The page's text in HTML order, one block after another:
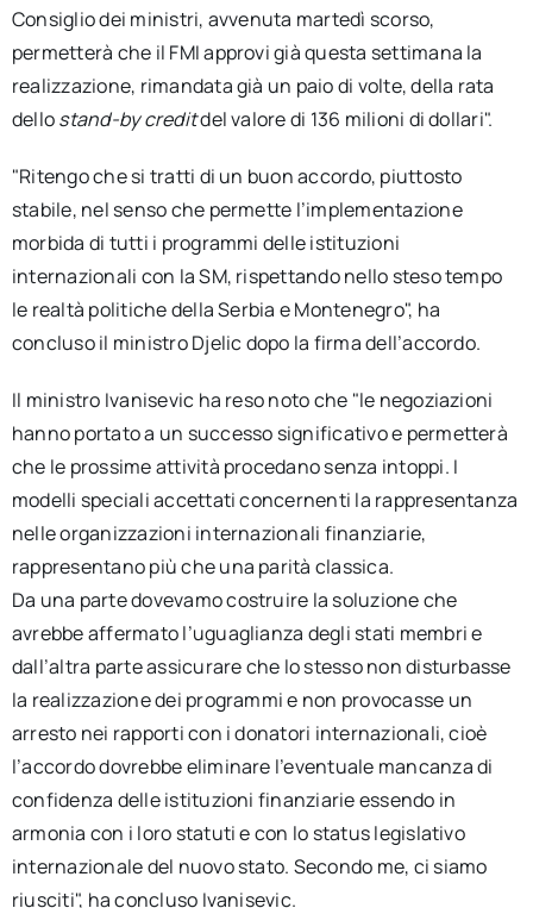
Consiglio dei ministri, avvenuta martedì scorso,
permetterà che il FMI approvi già questa settimana la
realizzazione, rimandata già un paio di volte, della rata
dellostand-by creditdel valore di 136 milioni di dollari".
"Ritengo che si tratti di un buon accordo, piuttosto
stabile, nel senso che permette l’implementazione
morbida di tutti i programmi delle istituzioni
internazionali con la SM, rispettando nello steso tempo
le realtà politiche della Serbia e Montenegro", ha
concluso il ministro Djelic dopo la firma dell’accordo.
Il ministro Ivanisevic ha reso noto che "le negoziazioni
hanno portato a un successo significativo e permetterà
che le prossime attività procedano senza intoppi. I
modelli speciali accettati concernenti la rappresentanza
nelle organizzazioni internazionali finanziarie,
rappresentano più che una parità classica.
Da una parte dovevamo costruire la soluzione che
avrebbe affermato l’uguaglianza degli stati membri e
dall’altra parte assicurare che lo stesso non disturbasse
la realizzazione dei programmi e non provocasse un
arresto nei rapporti con i donatori internazionali, cioè
l’accordo dovrebbe eliminare l’eventuale mancanza di
confidenza delle istituzioni finanziarie essendo in
armonia con i loro statuti e con lo status legislativo
internazionale del nuovo stato. Secondo me, ci siamo
riusciti", ha concluso Ivanisevic.